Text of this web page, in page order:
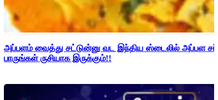
அப்பளம் வைத்து சட்டுன்னு வட இந்திய ஸ்டைலில் அப்பள
பாருங்கள் ருசியாக இருக்கும்!!